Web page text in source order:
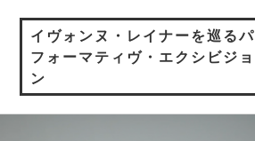
イヴォンヌ・レイナーを巡るパ
フォーマティヴ・エクシビジョ
ン